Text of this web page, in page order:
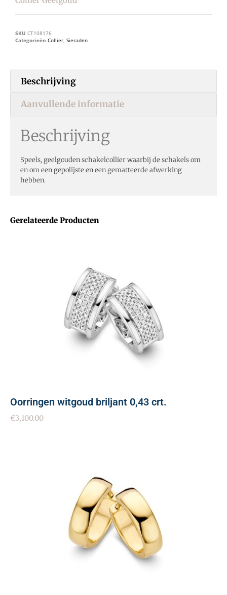
Gerelateerde Producten
Oorringen witgoud briljant 0,43 crt.
€3,100.00
SKU CT108176
Categorieën Collier, Sieraden
Beschrijving
Aanvullende informatie
Beschrijving
Speels, geelgouden schakelcollier waarbij de schakels om
en om een gepolijste en een gematteerde afwerking
hebben.